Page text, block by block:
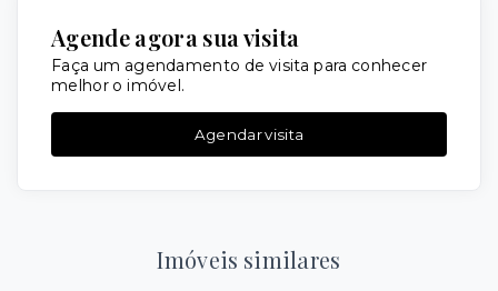
Agende agora sua visita
Faça um agendamento de visita para conhecer
melhor o imóvel.
Agendar visita
Imóveis similares